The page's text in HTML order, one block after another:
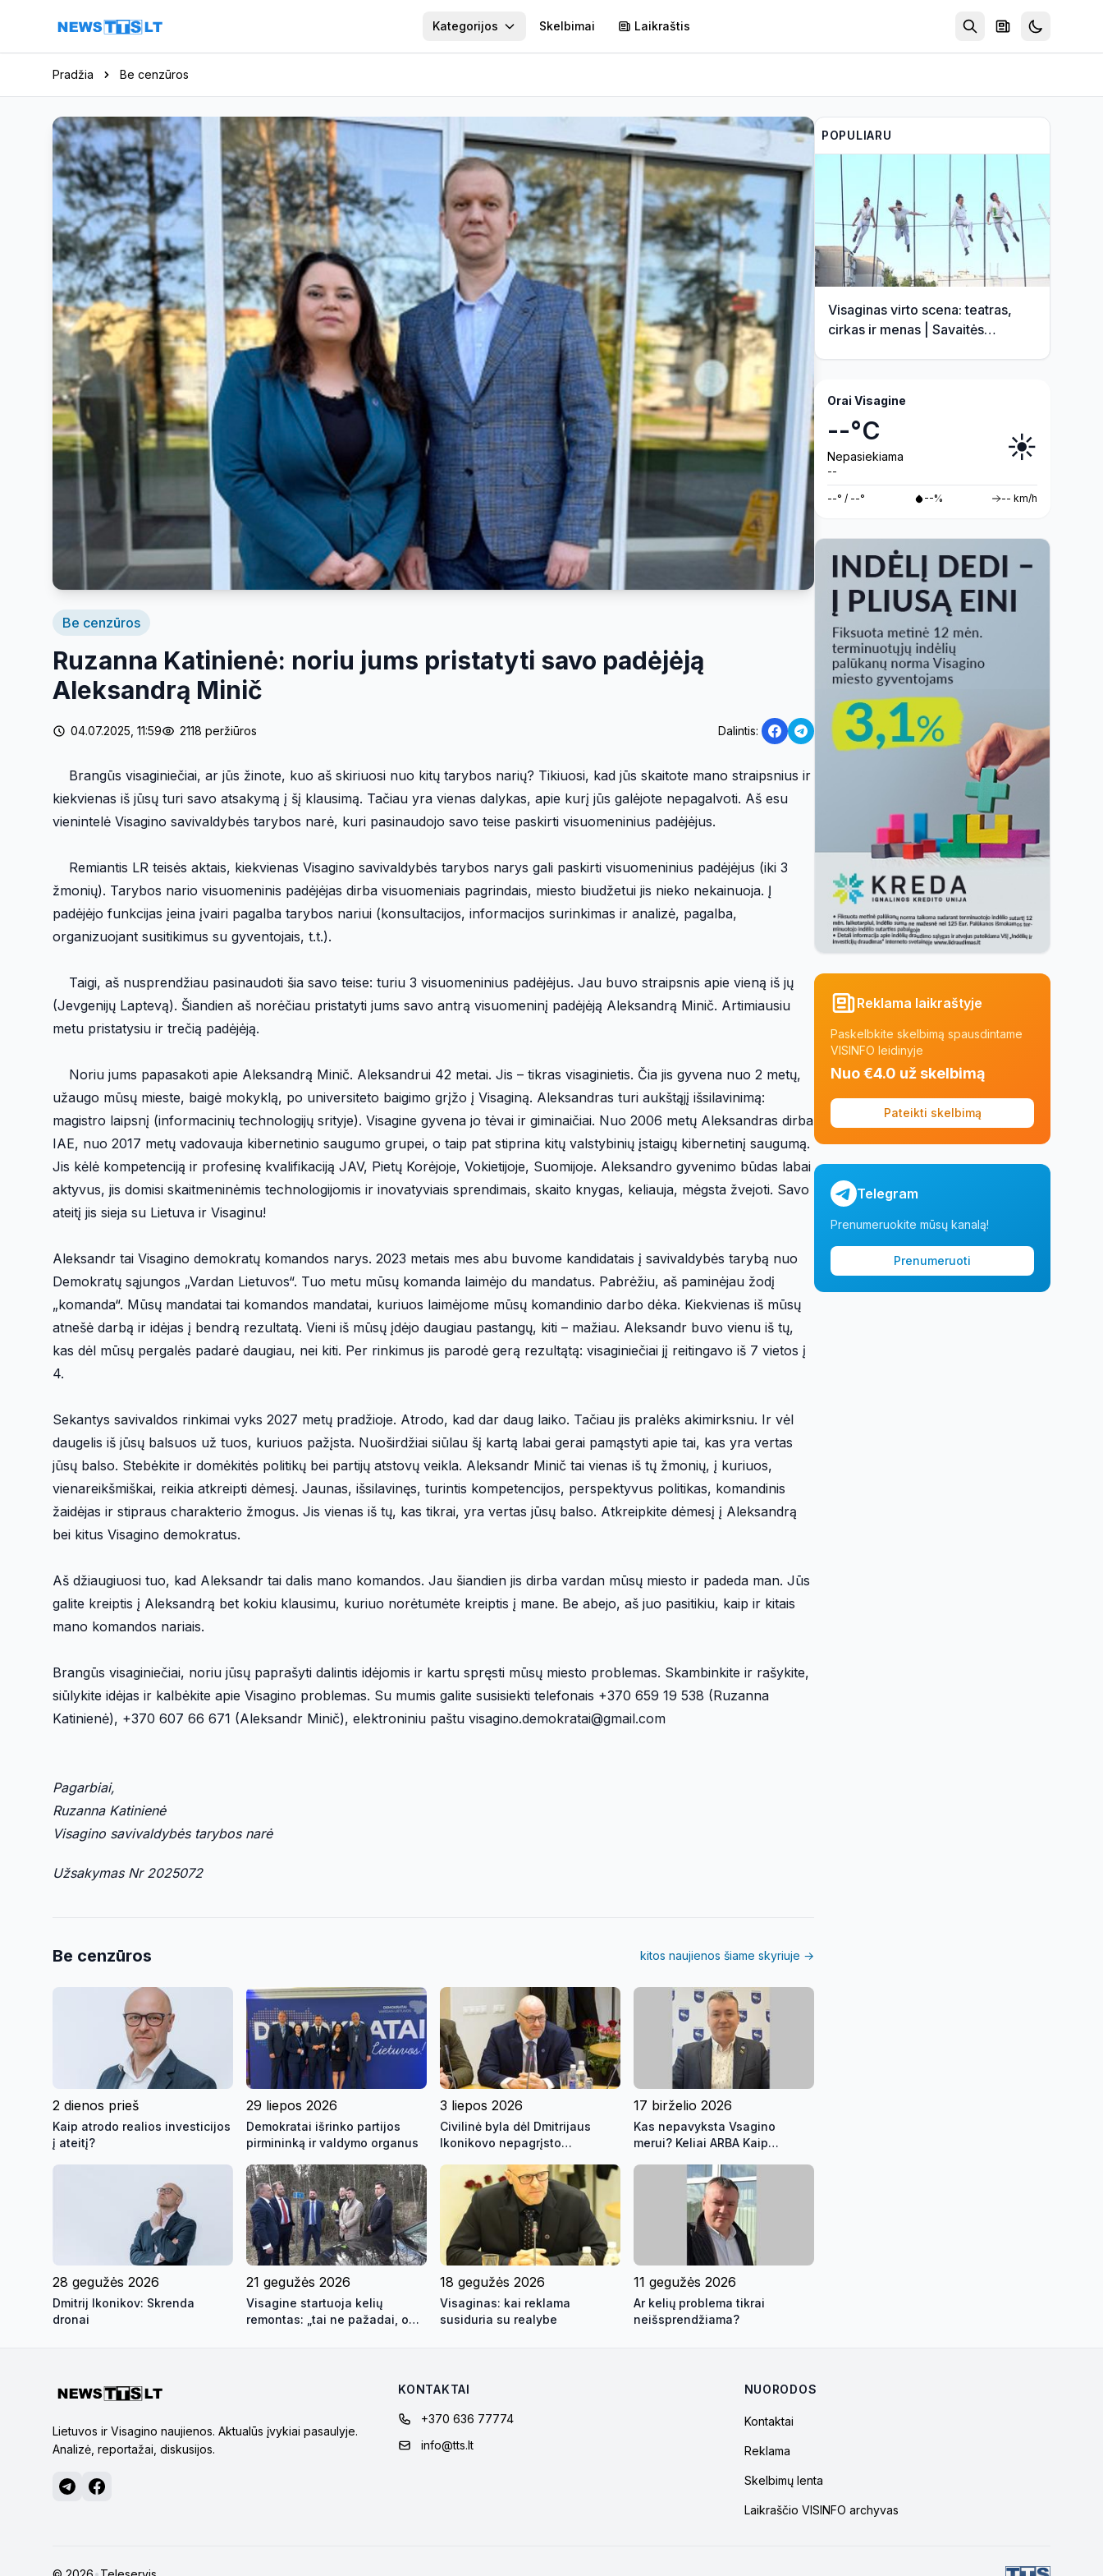
Kategorijos Skelbimai Laikraštis
Pradžia Be cenzūros
Be cenzūros
Ruzanna Katinienė: noriu jums pristatyti savo padėjėją
Aleksandrą Minič
04.07.2025, 11:59 2118 peržiūros Dalintis:
Brangūs visaginiečiai, ar jūs žinote, kuo aš skiriuosi nuo kitų tarybos narių? Tikiuosi, kad jūs skaitote mano straipsnius ir
kiekvienas iš jūsų turi savo atsakymą į šį klausimą. Tačiau yra vienas dalykas, apie kurį jūs galėjote nepagalvoti. Aš esu
vienintelė Visagino savivaldybės tarybos narė, kuri pasinaudojo savo teise paskirti visuomeninius padėjėjus.
Remiantis LR teisės aktais, kiekvienas Visagino savivaldybės tarybos narys gali paskirti visuomeninius padėjėjus (iki 3
žmonių). Tarybos nario visuomeninis padėjėjas dirba visuomeniais pagrindais, miesto biudžetui jis nieko nekainuoja. Į
padėjėjo funkcijas įeina įvairi pagalba tarybos nariui (konsultacijos, informacijos surinkimas ir analizė, pagalba,
organizuojant susitikimus su gyventojais, t.t.).
Taigi, aš nusprendžiau pasinaudoti šia savo teise: turiu 3 visuomeninius padėjėjus. Jau buvo straipsnis apie vieną iš jų
(Jevgenijų Laptevą). Šiandien aš norėčiau pristatyti jums savo antrą visuomeninį padėjėją Aleksandrą Minič. Artimiausiu
metu pristatysiu ir trečią padėjėją.
Noriu jums papasakoti apie Aleksandrą Minič. Aleksandrui 42 metai. Jis – tikras visaginietis. Čia jis gyvena nuo 2 metų,
užaugo mūsų mieste, baigė mokyklą, po universiteto baigimo grįžo į Visaginą. Aleksandras turi aukštąjį išsilavinimą:
magistro laipsnį (informacinių technologijų srityje). Visagine gyvena jo tėvai ir giminaičiai. Nuo 2006 metų Aleksandras dirba
IAE, nuo 2017 metų vadovauja kibernetinio saugumo grupei, o taip pat stiprina kitų valstybinių įstaigų kibernetinį saugumą.
Jis kėlė kompetenciją ir profesinę kvalifikaciją JAV, Pietų Korėjoje, Vokietijoje, Suomijoje. Aleksandro gyvenimo būdas labai
aktyvus, jis domisi skaitmeninėmis technologijomis ir inovatyviais sprendimais, skaito knygas, keliauja, mėgsta žvejoti. Savo
ateitį jis sieja su Lietuva ir Visaginu!
Aleksandr tai Visagino demokratų komandos narys. 2023 metais mes abu buvome kandidatais į savivaldybės tarybą nuo
Demokratų sąjungos „Vardan Lietuvos“. Tuo metu mūsų komanda laimėjo du mandatus. Pabrėžiu, aš paminėjau žodį
„komanda“. Mūsų mandatai tai komandos mandatai, kuriuos laimėjome mūsų komandinio darbo dėka. Kiekvienas iš mūsų
atnešė darbą ir idėjas į bendrą rezultatą. Vieni iš mūsų įdėjo daugiau pastangų, kiti – mažiau. Aleksandr buvo vienu iš tų,
kas dėl mūsų pergalės padarė daugiau, nei kiti. Per rinkimus jis parodė gerą rezultątą: visaginiečiai jį reitingavo iš 7 vietos į
4.
Sekantys savivaldos rinkimai vyks 2027 metų pradžioje. Atrodo, kad dar daug laiko. Tačiau jis pralėks akimirksniu. Ir vėl
daugelis iš jūsų balsuos už tuos, kuriuos pažįsta. Nuoširdžiai siūlau šį kartą labai gerai pamąstyti apie tai, kas yra vertas
jūsų balso. Stebėkite ir domėkitės politikų bei partijų atstovų veikla. Aleksandr Minič tai vienas iš tų žmonių, į kuriuos,
vienareikšmiškai, reikia atkreipti dėmesį. Jaunas, išsilavinęs, turintis kompetencijos, perspektyvus politikas, komandinis
žaidėjas ir stipraus charakterio žmogus. Jis vienas iš tų, kas tikrai, yra vertas jūsų balso. Atkreipkite dėmesį į Aleksandrą
bei kitus Visagino demokratus.
Aš džiaugiuosi tuo, kad Aleksandr tai dalis mano komandos. Jau šiandien jis dirba vardan mūsų miesto ir padeda man. Jūs
galite kreiptis į Aleksandrą bet kokiu klausimu, kuriuo norėtumėte kreiptis į mane. Be abejo, aš juo pasitikiu, kaip ir kitais
mano komandos nariais.
Brangūs visaginiečiai, noriu jūsų paprašyti dalintis idėjomis ir kartu spręsti mūsų miesto problemas. Skambinkite ir rašykite,
siūlykite idėjas ir kalbėkite apie Visagino problemas. Su mumis galite susisiekti telefonais +370 659 19 538 (Ruzanna
Katinienė), +370 607 66 671 (Aleksandr Minič), elektroniniu paštu visagino.demokratai@gmail.com
Pagarbiai,
Ruzanna Katinienė
Visagino savivaldybės tarybos narė
Užsakymas Nr 2025072
Be cenzūros kitos naujienos šiame skyriuje →
2 dienos prieš
Kaip atrodo realios investicijos
į ateitį?
29 liepos 2026
Demokratai išrinko partijos
pirmininką ir valdymo organus
3 liepos 2026
Civilinė byla dėl Dmitrijaus
Ikonikovo nepagrįsto
17 birželio 2026
Kas nepavyksta Vsagino
merui? Keliai ARBA Kaip
28 gegužės 2026
Dmitrij Ikonikov: Skrenda
dronai
21 gegužės 2026
Visagine startuoja kelių
remontas: „tai ne pažadai, o
18 gegužės 2026
Visaginas: kai reklama
susiduria su realybe
11 gegužės 2026
Ar kelių problema tikrai
neišsprendžiama?
POPULIARU
Visaginas virto scena: teatras,
cirkas ir menas | Savaitės
Orai Visagine
--°C
Nepasiekiama
--
☀️
--° / --° --% -- km/h
Reklama laikraštyje
Paskelbkite skelbimą spausdintame
VISINFO leidinyje
Nuo €4.0 už skelbimą
Pateikti skelbimą
Telegram
Prenumeruokite mūsų kanalą!
Prenumeruoti
Lietuvos ir Visagino naujienos. Aktualūs įvykiai pasaulyje.
Analizė, reportažai, diskusijos.
KONTAKTAI
+370 636 77774
info@tts.lt
NUORODOS
Kontaktai
Reklama
Skelbimų lenta
Laikraščio VISINFO archyvas